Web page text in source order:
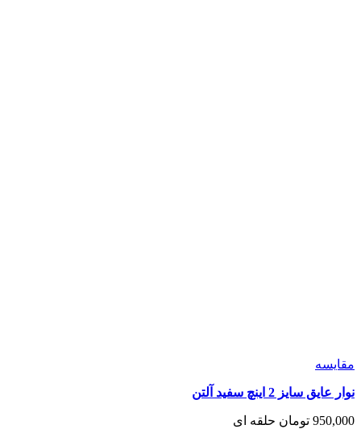
مقايسه
نوار عایق سایز 2 اینچ سفید آلتن
950,000 تومان حلقه ای